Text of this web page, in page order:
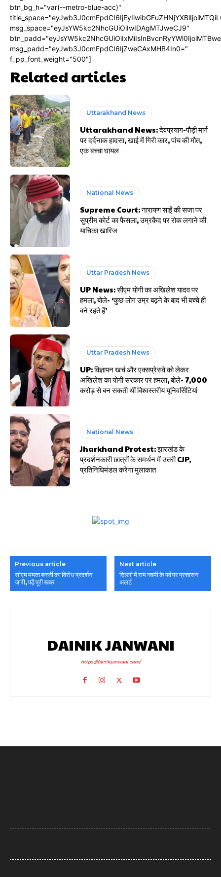
btn_bg_h="var(--metro-blue-acc)"
msg_space="eyJsYW5kc2NhcGUiOiIwIDAgMTJweCJ9"
msg_padd="eyJwb3J0cmFpdCI6IjZweCAxMHB4In0="
f_pp_font_weight="500"]
Related articles
Uttarakhand News
Uttarakhand News: देवप्रयाग-पौड़ी मार्ग
पर दर्दनाक हादसा, खाई में गिरी कार, पांच की मौत,
एक बच्चा घायल
National News
Supreme Court: नारायण साईं की सजा पर
सुप्रीम कोर्ट का फैसला, उम्रकैद पर रोक लगाने की
याचिका खारिज
Uttar Pradesh News
UP News: सीएम योगी का अखिलेश यादव पर
हमला, बोले- ‘कुछ लोग उम्र बढ़ने के बाद भी बच्चे ही
बने रहते हैं’
Uttar Pradesh News
UP: विज्ञापन खर्च और एक्सप्रेसवे को लेकर
अखिलेश का योगी सरकार पर हमला, बोले- 7,000
करोड़ से बन सकती थीं विश्वस्तरीय यूनिवर्सिटियां
National News
Jharkhand Protest: झारखंड के
प्रदर्शनकारी छात्रों के समर्थन में उतरी CJP,
प्रतिनिधिमंडल करेगा मुलाकात
Previous article
सीएम ममता बनर्जी का विरोध प्रदर्शन
जारी, पढ़ें पूरी खबर
Next article
दिल्ली में राम नवमी के पर्व पर प्रशासन
अलर्ट
DAINIK JANWANI
https://dainikjanwani.com/